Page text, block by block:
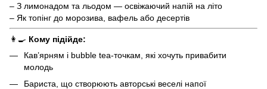
– З лимонадом та льодом — освіжаючий напій на літо
– Як топінг до морозива, вафель або десертів
👩‍🍳 Кому підійде:
Кав’ярням і bubble tea-точкам, які хочуть привабити
молодь
Бариста, що створюють авторські веселі напої